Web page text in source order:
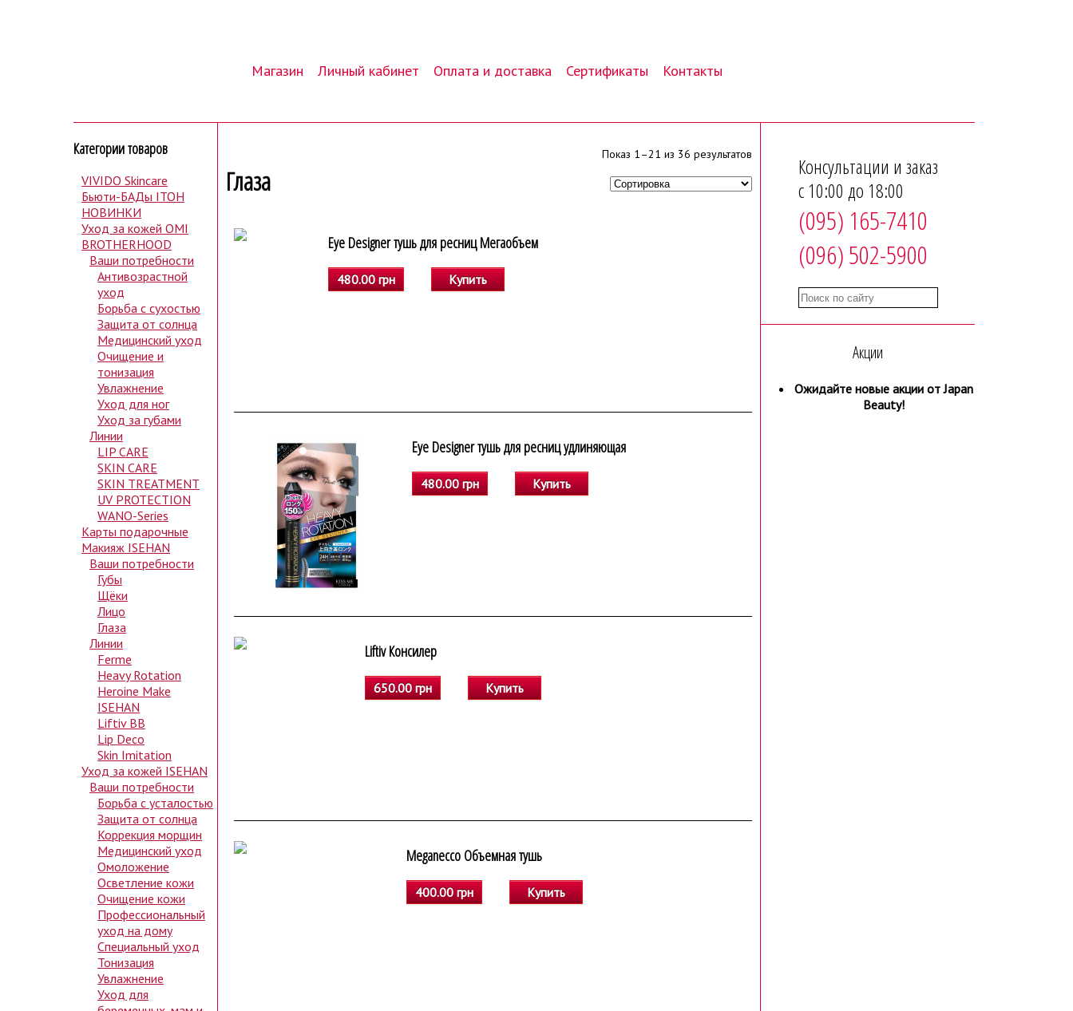
Магазин Личный кабинет Оплата и доставка Сертификаты Контакты
Глаза
Показ 1–21 из 36 результатов
Eye Designer тушь для ресниц Мегаобъем
480.00 грн Купить
Eye Designer тушь для ресниц удлиняющая
480.00 грн Купить
Liftiv Консилер
650.00 грн Купить
Meganecco Объемная тушь
400.00 грн Купить
Консультации и заказ
с 10:00 до 18:00
(095) 165-7410
(096) 502-5900
Акции
Ожидайте новые акции от Japan
Beauty!
Категории товаров
VIVIDO Skincare
Бьюти-БАДы ITOH
НОВИНКИ
Уход за кожей OMI
BROTHERHOOD
Ваши потребности
Антивозрастной
уход
Борьба с сухостью
Защита от солнца
Медицинский уход
Очищение и
тонизация
Увлажнение
Уход для ног
Уход за губами
Линии
LIP CARE
SKIN CARE
SKIN TREATMENT
UV PROTECTION
WANO-Series
Карты подарочные
Макияж ISEHAN
Ваши потребности
Губы
Щёки
Лицо
Глаза
Линии
Ferme
Heavy Rotation
Heroine Make
ISEHAN
Liftiv BB
Lip Deco
Skin Imitation
Уход за кожей ISEHAN
Ваши потребности
Борьба с усталостью
Защита от солнца
Коррекция морщин
Медицинский уход
Омоложение
Осветление кожи
Очищение кожи
Профессиональный
уход на дому
Специальный уход
Тонизация
Увлажнение
Уход для